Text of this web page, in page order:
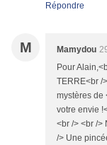
Répondre
M Mamydou
Pour
TERRE<br /
mystères de
votre envie
<br /> <br />
/> Une